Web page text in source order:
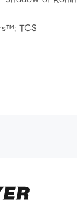
LEGO® Star Wars™: TCS